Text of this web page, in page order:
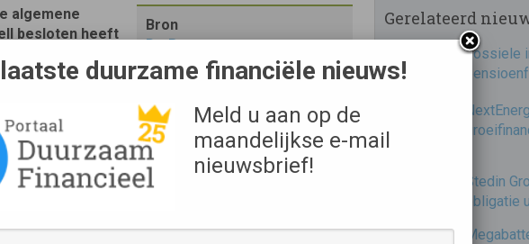
Bron
De Beurs
algemene
besloten heeft
commerciele mogelijkeden op het gebied van
is om een leidende positie op het gebied van
creeren voor zijn aandeelhouders en de
de samenleving, aldus Shell.
Gerelateerd
Fossiele
Stedin
obligatie
duurzame financiële nieuws!
Meld u aan op de
maandelijkse e-mail
nieuwsbrief!